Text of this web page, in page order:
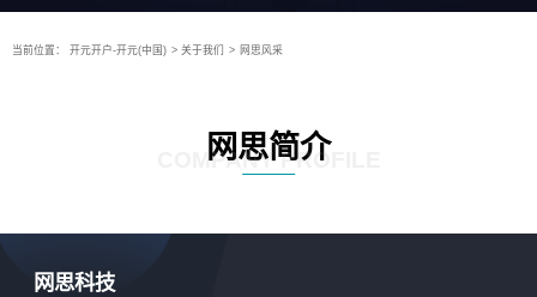
当前位置： 开元开户-开元(中国) > 关于我们 > 网思风采
网思简介
COMPANY PROFILE
网思科技